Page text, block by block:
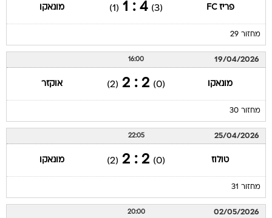
פריז FC (3)
4 : 1
(1) מונאקו
מחזור 29
19/04/2026
16:00
מונאקו (0)
2 : 2
(2) אוקזר
מחזור 30
25/04/2026
22:05
טולוז (0)
2 : 2
(2) מונאקו
מחזור 31
02/05/2026
20:00